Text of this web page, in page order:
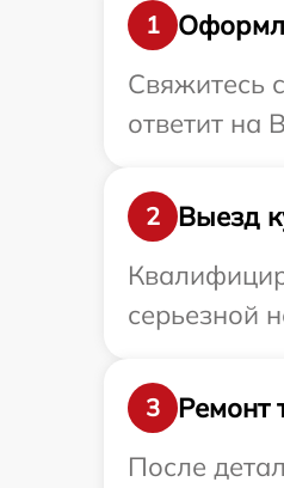
1
Свяжитесь
ответит на
2
Выезд
серьезной
3
Ремонт
После